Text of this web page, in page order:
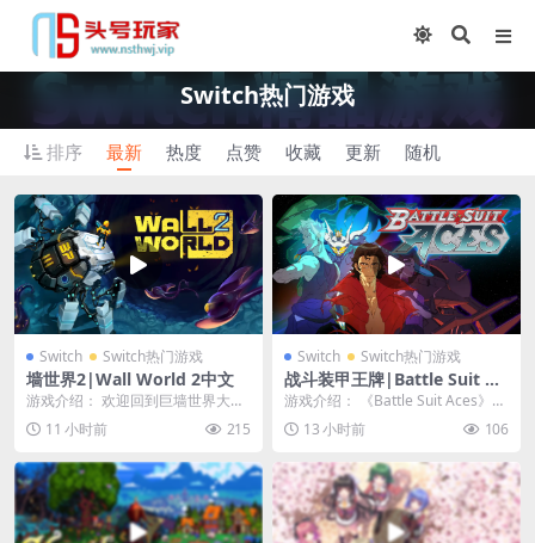
Switch热门游戏
排序 最新 热度 点赞 收藏 更新 随机
Switch Switch热门游戏
墙世界2|Wall World 2中文
游戏介绍： 欢迎回到巨墙世界大
战！《Wall World 2》延续了轻度
肉鸽挖矿...
11 小时前 215
Switch Switch热门游戏
战斗装甲王牌|Battle Suit Ac
es中文
游戏介绍： 《Battle Suit Aces》是
一款精彩有趣的剧情卡牌构筑游
戏...13 小时前 106